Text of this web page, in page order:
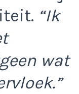
“Ik
wat